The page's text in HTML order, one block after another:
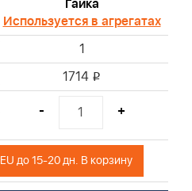
Гайка
Используется в агрегатах
1
1714 i
- +
Поставка из РФ или EU до 15-20 дн. В корзину